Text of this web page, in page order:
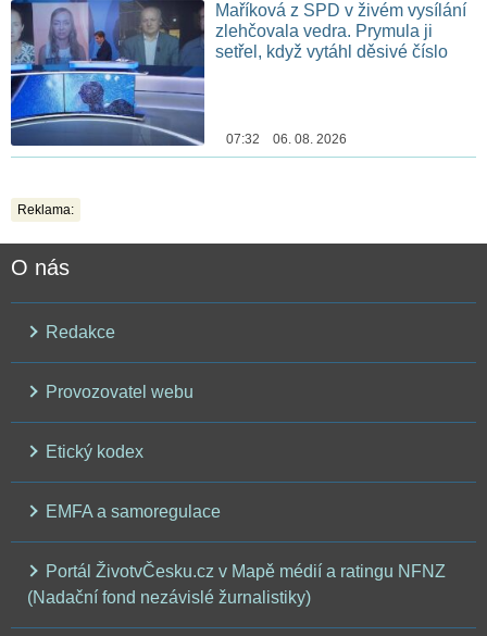
Maříková z SPD v živém vysílání
zlehčovala vedra. Prymula ji
setřel, když vytáhl děsivé číslo
07:32 06. 08. 2026
Reklama:
O nás
Redakce
Provozovatel webu
Etický kodex
EMFA a samoregulace
Portál ŽivotvČesku.cz v Mapě médií a ratingu NFNZ
(Nadační fond nezávislé žurnalistiky)